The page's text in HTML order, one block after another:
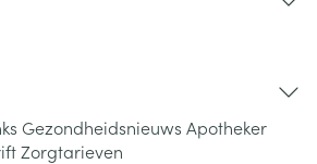
Gezondheidsnieuws Apotheker
Zorgtarieven